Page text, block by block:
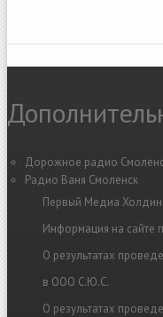
Дорожное радио
Радио Ваня Смоленск
Первый Медиа
Информация на сайте
О результатах
в ООО С.Ю.С.
О результатах